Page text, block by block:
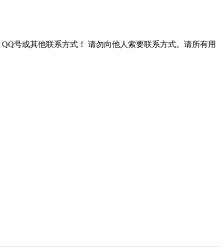
号或其他联系方式！
请勿向他人索要联系方式。请所有用